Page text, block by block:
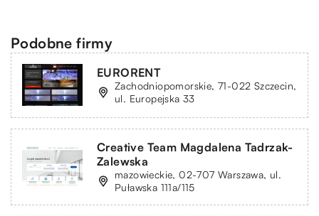
Podobne firmy
EURORENT
Zachodniopomorskie, 71-022 Szczecin,
ul. Europejska 33
Creative Team Magdalena Tadrzak-
Zalewska
mazowieckie, 02-707 Warszawa, ul.
Puławska 111a/115